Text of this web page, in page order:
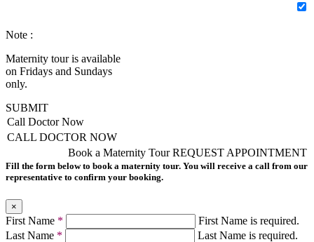
Note :
Maternity tour is available
on Fridays and Sundays
only.
SUBMIT
Call Doctor Now
CALL DOCTOR NOW
REQUEST APPOINTMENT
Book a Maternity Tour
Fill the form below to book a maternity tour. You will receive a call from our
representative to confirm your booking.
×
First Name *
First Name is required.
Last Name * Last Name is required.